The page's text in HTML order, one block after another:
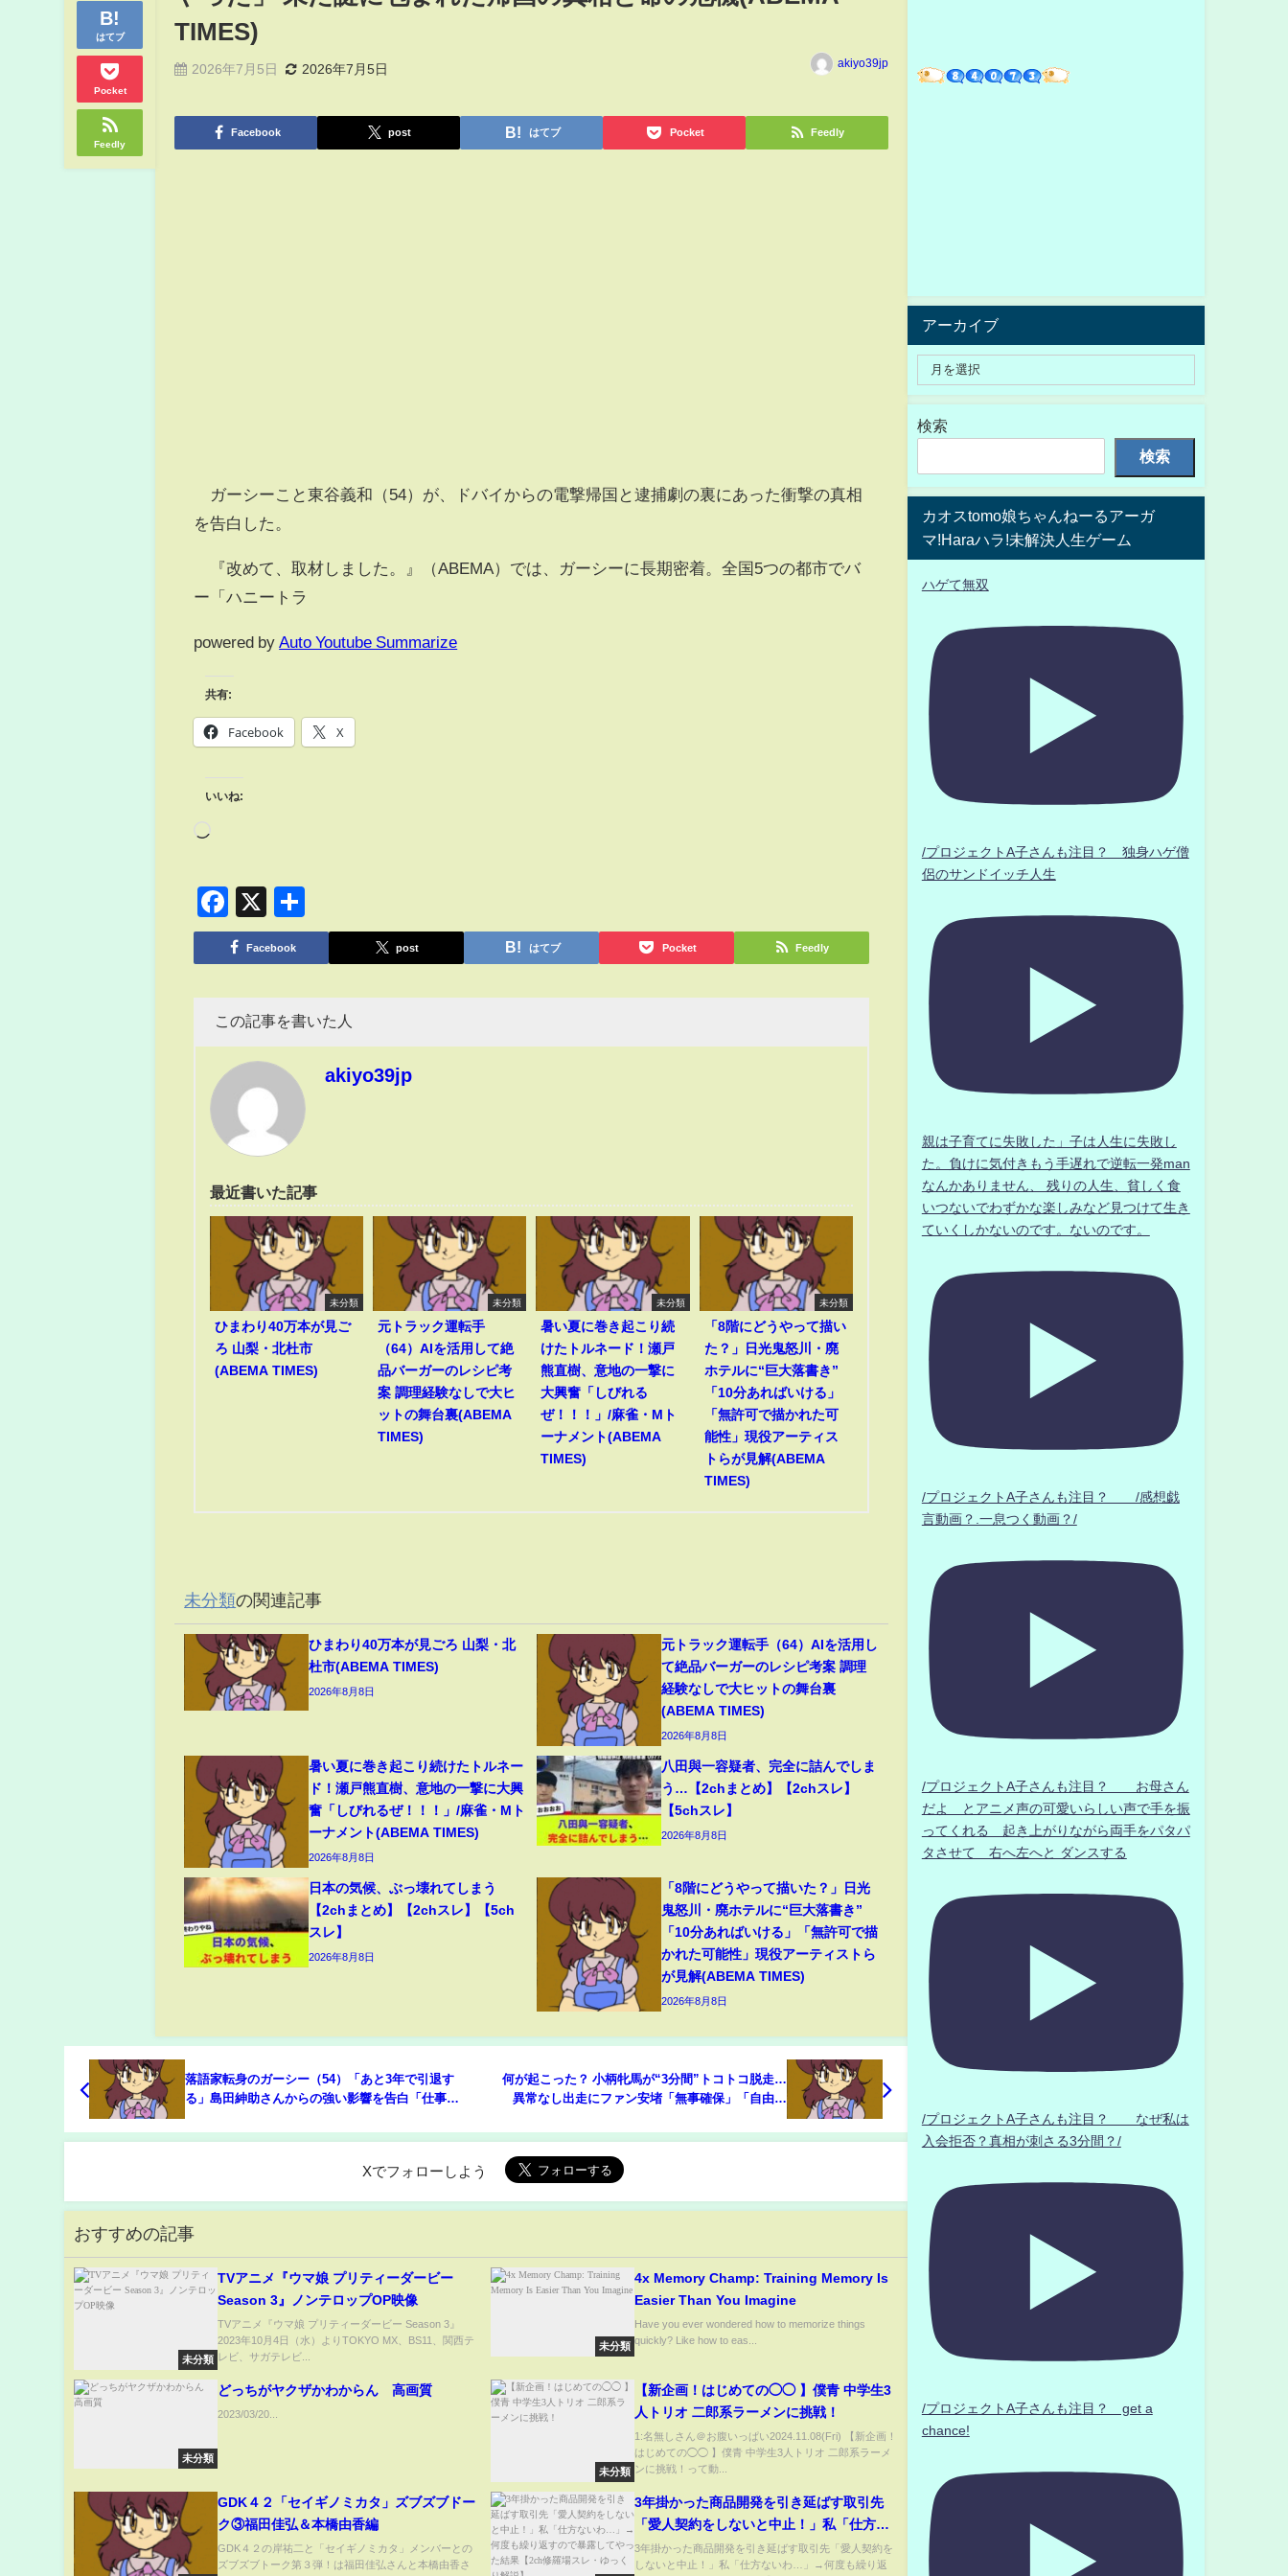
はてブ
Pocket
Feedly
TIMES)
2026年7月5日 2026年7月5日 akiyo39jp
Facebook post はてブ Pocket Feedly
ガーシーこと東谷義和（54）が、ドバイからの電撃帰国と逮捕劇の裏にあった衝撃の真相
を告白した。
『改めて、取材しました。』（ABEMA）では、ガーシーに長期密着。全国5つの都市でバ
ー「ハニートラ
powered by Auto Youtube Summarize
共有:
Facebook X
いいね:
Facebook
X
有
Facebook post はてブ Pocket Feedly
この記事を書いた人
akiyo39jp
最近書いた記事
未分類
ひまわり40万本が見ご
ろ 山梨・北杜市
(ABEMA TIMES)
未分類
元トラック運転手
（64）AIを活用して絶
品バーガーのレシピ考
案 調理経験なしで大ヒ
ットの舞台裏(ABEMA
TIMES)
未分類
暑い夏に巻き起こり続
けたトルネード！瀬戸
熊直樹、意地の一撃に
大興奮「しびれる
ぜ！！！」/麻雀・Mト
ーナメント(ABEMA
TIMES)
未分類
「8階にどうやって描い
た？」日光鬼怒川・廃
ホテルに“巨大落書き”
「10分あればいける」
「無許可で描かれた可
能性」現役アーティス
トらが見解(ABEMA
TIMES)
未分類の関連記事
ひまわり40万本が見ごろ 山梨・北
杜市(ABEMA TIMES)
2026年8月8日
元トラック運転手（64）AIを活用し
て絶品バーガーのレシピ考案 調理
経験なしで大ヒットの舞台裏
(ABEMA TIMES)
2026年8月8日
暑い夏に巻き起こり続けたトルネー
ド！瀬戸熊直樹、意地の一撃に大興
奮「しびれるぜ！！！」/麻雀・Mト
ーナメント(ABEMA TIMES)
2026年8月8日
八田與一容疑者、完全に詰んでしま
う…【2chまとめ】【2chスレ】
【5chスレ】
2026年8月8日
日本の気候、ぶっ壊れてしまう
【2chまとめ】【2chスレ】【5ch
スレ】
2026年8月8日
「8階にどうやって描いた？」日光
鬼怒川・廃ホテルに“巨大落書き”
「10分あればいける」「無許可で描
かれた可能性」現役アーティストら
が見解(ABEMA TIMES)
2026年8月8日
落語家転身のガーシー（54）「あと3年で引退す
る」島田紳助さんからの強い影響を告白「仕事を
TIMES)
何が起こった？ 小柄牝馬が“3分間”トコトコ脱走…
異常なし出走にファン安堵「無事確保」「自由だ
Xでフォローしよう
おすすめの記事
未分類
TVアニメ『ウマ娘 プリティーダービー
Season 3』ノンテロップOP映像
TVアニメ『ウマ娘 プリティーダービー Season 3』
2023年10月4日（水）よりTOKYO MX、BS11、関西テ
レビ、サガテレビ...
未分類
4x Memory Champ: Training Memory Is
Easier Than You Imagine
Have you ever wondered how to memorize things
quickly? Like how to eas...
未分類
どっちがヤクザかわからん 高画質
2023/03/20...
未分類
【新企画！はじめての◯◯ 】僕青 中学生3
人トリオ 二郎系ラーメンに挑戦！
1:名無しさん＠お腹いっぱい2024.11.08(Fri) 【新企画！
はじめての◯◯ 】僕青 中学生3人トリオ 二郎系ラーメ
ンに挑戦！って動...
GDK４２「セイギノミカタ」ズブズブドー
ク③福田佳弘＆本橋由香編
GDK４２の岸祐二と「セイギノミカタ」メンバーとの
ズブズブトーク第３弾！は福田佳弘さんと本橋由香さ
3年掛かった商品開発を引き延ばす取引先
「愛人契約をしないと中止！」私「仕方な
いわ…」→何度も繰り返すので暴露してや
った結果【2ch修羅場スレ・ゆっくり解
3年掛かった商品開発を引き延ばす取引先「愛人契約を
しないと中止！」私「仕方ないわ…」→何度も繰り返
アーカイブ
検索
検索
カオスtomo娘ちゃんねーるアーガ
マ!Haraハラ!未解決人生ゲーム
ハゲて無双
/プロジェクトA子さんも注目？ 独身ハゲ僧
侶のサンドイッチ人生
親は子育てに失敗した」子は人生に失敗し
た。負けに気付きもう手遅れで逆転一発man
なんかありません、 残りの人生、貧しく食
いつないでわずかな楽しみなど見つけて生き
ていくしかないのです。ないのです。
/プロジェクトA子さんも注目？ /感想戯
言動画？.一息つく動画？/
/プロジェクトA子さんも注目？ お母さん
だよ とアニメ声の可愛いらしい声で手を振
ってくれる 起き上がりながら両手をパタパ
タさせて 右へ左へと ダンスする
/プロジェクトA子さんも注目？ なぜ私は
入会拒否？真相が刺さる3分間？/
/プロジェクトA子さんも注目？ get a
chance!